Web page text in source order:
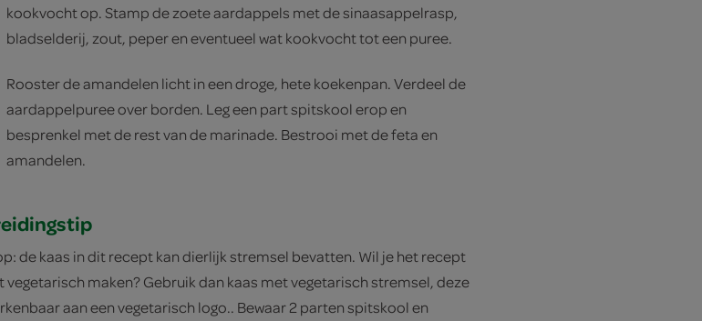
kookvocht op. Stamp de zoete aardappels met de sinaasappelrasp,
bladselderij, zout, peper en eventueel wat kookvocht tot een puree.
Rooster de amandelen licht in een droge, hete koekenpan. Verdeel de
aardappelpuree over borden. Leg een part spitskool erop en
besprenkel met de rest van de marinade. Bestrooi met de feta en
amandelen.
de kaas in dit recept kan dierlijk stremsel bevatten. Wil je het recept
vegetarisch maken? Gebruik dan kaas met vegetarisch stremsel, deze
aan een vegetarisch logo.. Bewaar 2 parten spitskool en